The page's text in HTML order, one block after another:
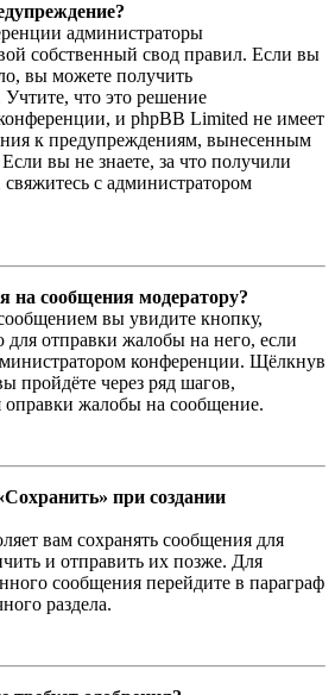
администраторы
собственный свод правил. Если вы
вы можете получить
что это решение
и phpBB Limited не имеет
к предупреждениям, вынесенным
вы не знаете, за что получили
с администратором
на сообщения модератору?
вы увидите кнопку,
для отправки жалобы на него, если
конференции. Щёлкнув
пройдёте через ряд шагов,
оправки жалобы на сообщение.
при создании
вам сохранять сообщения для
и отправить их позже. Для
сообщения перейдите в параграф
раздела.